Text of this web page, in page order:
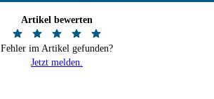
Artikel bewerten
Fehler im Artikel gefunden?
Jetzt melden.